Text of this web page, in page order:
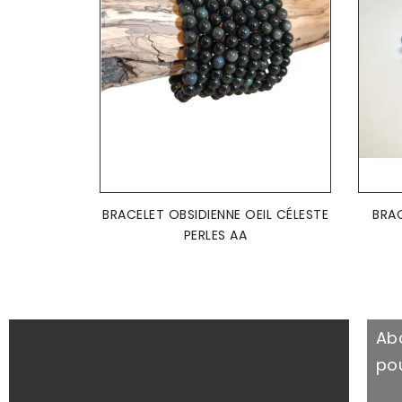
BRACELET OBSIDIENNE OEIL CÉLESTE
PERLES AA